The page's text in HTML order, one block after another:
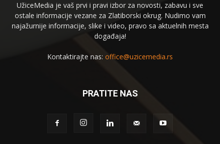
UžiceMedia je vaš prvi i pravi izbor za novosti, zabavu i sve
ostale informacije vezane za Zlatiborski okrug. Nudimo vam
najažurnije informacije, slike i video, pravo sa aktuelnih mesta
događaja!
Kontaktirajte nas: office@uzicemedia.rs
PRATITE NAS